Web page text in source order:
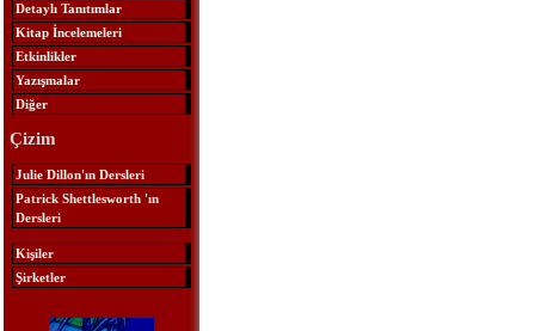
Detaylı Tanıtımlar
Kitap İncelemeleri
Etkinlikler
Yazışmalar
Diğer
Çizim
Julie Dillon'ın Dersleri
Patrick Shettlesworth 'ın
Dersleri
Kişiler
Şirketler